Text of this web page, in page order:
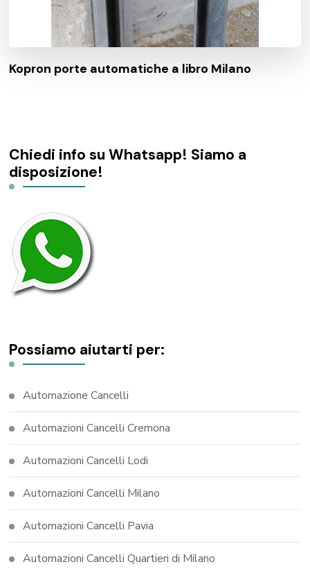
Kopron porte automatiche a libro Milano
Chiedi info su Whatsapp! Siamo a
disposizione!
Possiamo aiutarti per:
Automazione Cancelli
Automazioni Cancelli Cremona
Automazioni Cancelli Lodi
Automazioni Cancelli Milano
Automazioni Cancelli Pavia
Automazioni Cancelli Quartieri di Milano